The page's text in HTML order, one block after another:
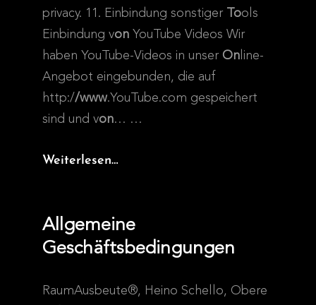
privacy. 11. Einbindung sonstiger
Tools
Einbindung von YouTube Videos Wir
haben YouTube-Videos in unser On line-
Angebot eingebunden, die auf
http://www.YouTube.com gespeichert
sind und von… …
Weiterlesen…
Allgemeine
Geschäftsbedingungen
RaumAusbeute®, Heino Schello, Obere